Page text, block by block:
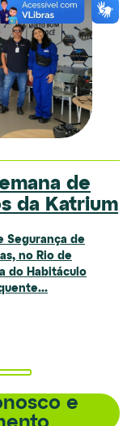
de
da Katrium
Segurança de
no Rio de
do Habitáculo
solução
operações
da Priner,
desenvolvida
e visibilidade
no
os atletas do
Priner que atua
de ponta na
e